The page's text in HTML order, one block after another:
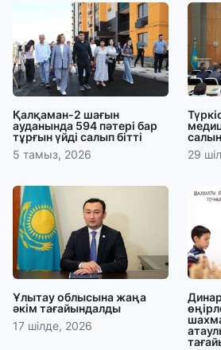
Қалқаман-2 шағын
ауданында 594 пәтері бар
тұрғын үйді салып бітті
5 тамыз, 2026
29
Ұлытау облысына жаңа
әкім тағайындалды
17 шілде, 2026